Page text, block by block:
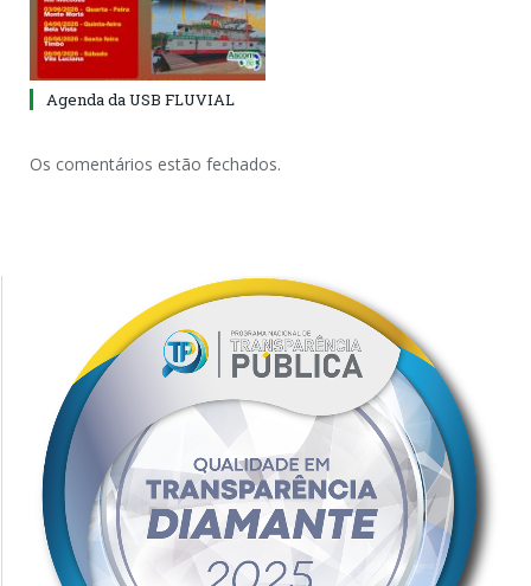
Agenda da USB FLUVIAL
Os comentários estão fechados.